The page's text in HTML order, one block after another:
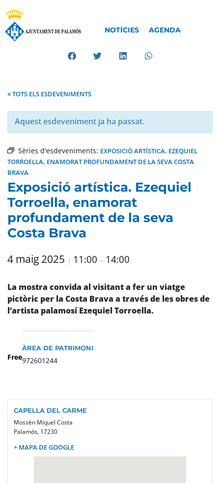
NOTÍCIES AGENDA
« TOTS ELS ESDEVENIMENTS
Aquest esdeveniment ja ha passat.
Sèries d'esdeveniments: EXPOSICIÓ ARTÍSTICA. EZEQUIEL
TORROELLA, ENAMORAT PROFUNDAMENT DE LA SEVA COSTA
BRAVA
Exposició artística. Ezequiel
Torroella, enamorat
profundament de la seva
Costa Brava
4 maig 2025 | 11:00 – 14:00
La mostra convida al visitant a fer un viatge
pictòric per la Costa Brava a través de les obres de
l’artista palamosí Ezequiel Torroella.
Free
ÀREA DE PATRIMONI
972601244
CAPELLA DEL CARME
Mossèn Miquel Costa
Palamós, 17230
+ MAPA DE GOOGLE